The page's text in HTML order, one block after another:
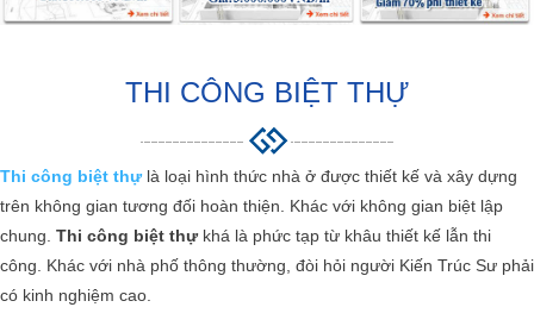
THI CÔNG BIỆT THỰ
Thi công biệt thựlà loại hình thức nhà ở được thiết kế và xây dựng
trên không gian tương đối hoàn thiện. Khác với không gian biệt lập
chung. Thi công biệt thựkhá là phức tạp từ khâu thiết kế lẫn thi
công. Khác với nhà phố thông thường, đòi hỏi người Kiến Trúc Sư phải
có kinh nghiệm cao.